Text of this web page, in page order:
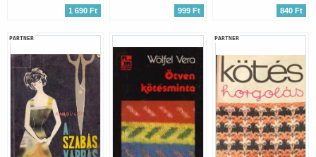
1 690 Ft 999 Ft 840 Ft
PARTNER PARTNER